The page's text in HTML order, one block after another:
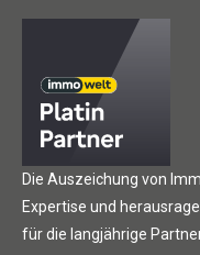
Die Auszeichung von
Expertise und
für die langjährige